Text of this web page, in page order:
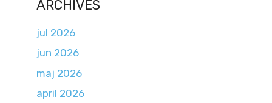
ARCHIVES
jul 2026
jun 2026
maj 2026
april 2026